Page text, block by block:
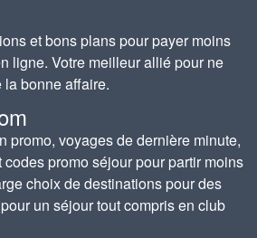
et bons plans pour payer moins
ligne. Votre meilleur allié pour ne
la bonne affaire.
promo, voyages de dernière minute,
promo séjour pour partir moins
choix de destinations pour des
un séjour tout compris en club